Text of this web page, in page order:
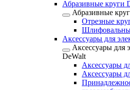
Абразивные круги
Абразивные
Отрезные
Аксессуары для
Аксессуары для
DeWalt
Аксессуары
Аксессуары